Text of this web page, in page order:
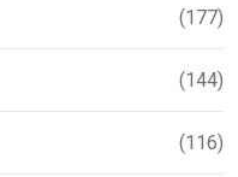
(177)
(144)
(116)